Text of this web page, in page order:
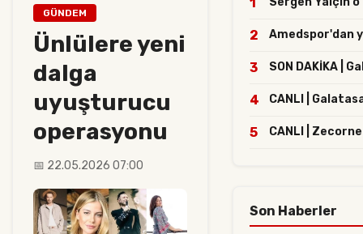
GÜNDEM
Ünlülere yeni
dalga
uyuşturucu
operasyonu
📅 22.05.2026 07:00
2 Amedspor'dan
3 SON DAKİKA |
4 CANLI |
5 CANLI |
Son Haberler